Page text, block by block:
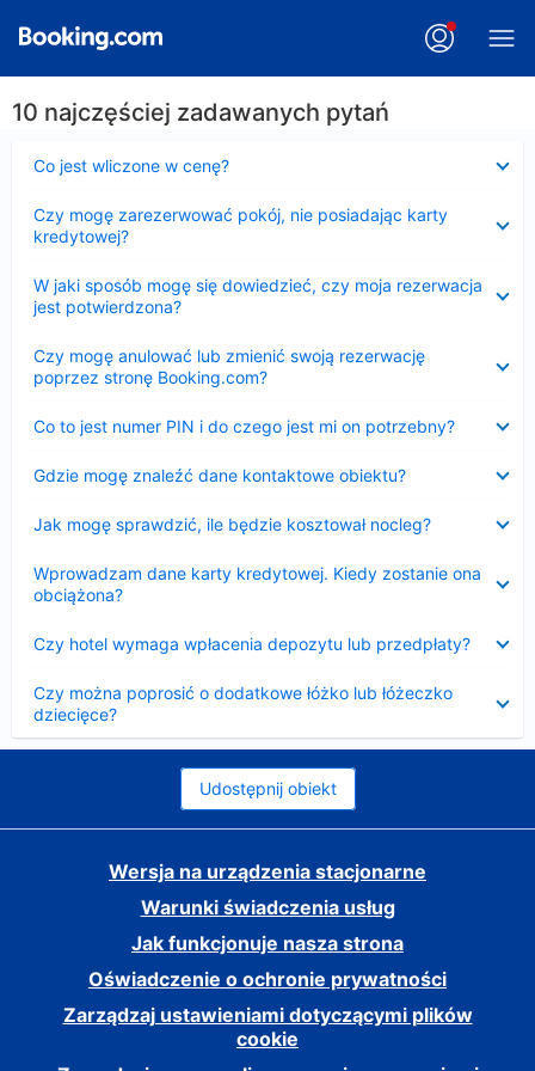
10 najczęściej zadawanych pytań
Co jest wliczone w cenę?
Czy mogę zarezerwować pokój, nie posiadając karty
kredytowej?
W jaki sposób mogę się dowiedzieć, czy moja rezerwacja
jest potwierdzona?
Czy mogę anulować lub zmienić swoją rezerwację
poprzez stronę Booking.com?
Co to jest numer PIN i do czego jest mi on potrzebny?
Gdzie mogę znaleźć dane kontaktowe obiektu?
Jak mogę sprawdzić, ile będzie kosztował nocleg?
Wprowadzam dane karty kredytowej. Kiedy zostanie ona
obciążona?
Czy hotel wymaga wpłacenia depozytu lub przedpłaty?
Czy można poprosić o dodatkowe łóżko lub łóżeczko
dziecięce?
Udostępnij obiekt
Wersja na urządzenia stacjonarne
Warunki świadczenia usług
Jak funkcjonuje nasza strona
Oświadczenie o ochronie prywatności
Zarządzaj ustawieniami dotyczącymi plików
cookie